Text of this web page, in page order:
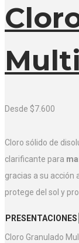
Desde $7.600
Cloro sólido de
clarificante para
gracias a su acción
protege del sol y
PRESENTACIONES
Cloro Granulado